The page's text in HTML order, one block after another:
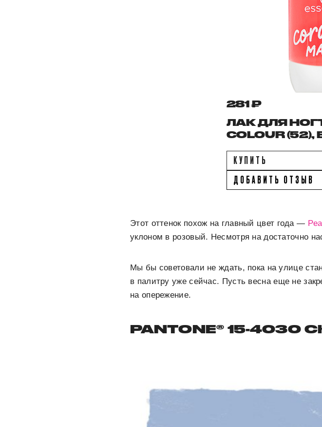
281 ₽
ЛАК ДЛЯ
COLOUR (52),
КУПИТЬ
ДОБАВИТЬ ОТЗЫВ
Этот оттенок похож на главный цвет года —
уклоном в розовый. Несмотря на достаточно
Мы бы советовали не ждать, пока на улице
в палитру уже сейчас. Пусть весна еще не
на опережение.
PANTONE® 15-4030